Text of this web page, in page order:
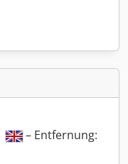
– Entfernung: